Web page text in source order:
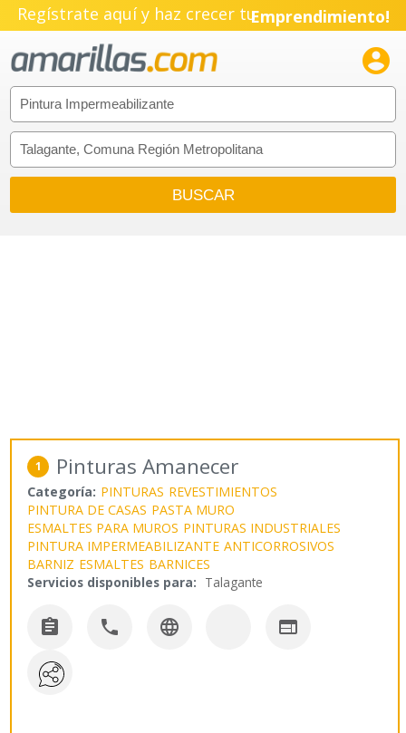
Regístrate aquí y haz crecer tuEmprendimiento!

1 Pinturas Amanecer
Categoría: PINTURAS REVESTIMIENTOS
PINTURA DE CASAS PASTA MURO
ESMALTES PARA MUROS PINTURAS INDUSTRIALES
PINTURA IMPERMEABILIZANTE ANTICORROSIVOS
BARNIZ ESMALTES BARNICES
Servicios disponibles para: Talagante
   